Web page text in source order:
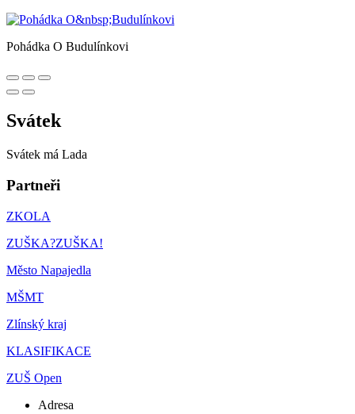
Pohádka O Budulínkovi
Svátek
Svátek má Lada
Partneři
ZKOLA
ZUŠKA?ZUŠKA!
Město Napajedla
MŠMT
Zlínský kraj
KLASIFIKACE
ZUŠ Open
Adresa